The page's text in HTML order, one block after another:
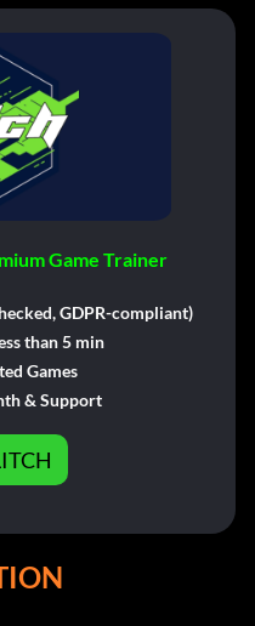
Game Trainer
GDPR-compliant)
than 5 min
Games
& Support